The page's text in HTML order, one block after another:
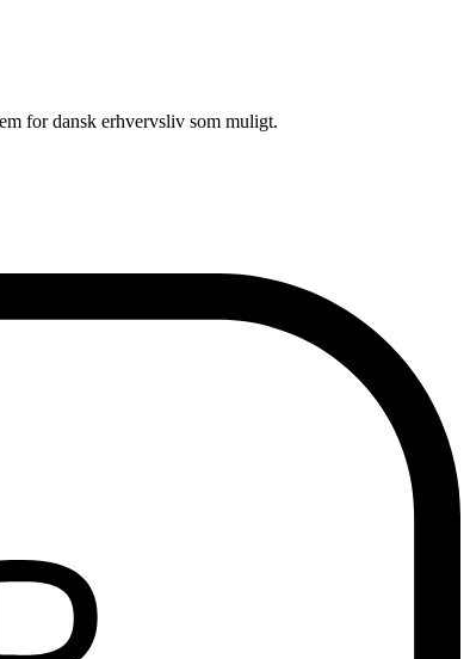
for dansk erhvervsliv som muligt.